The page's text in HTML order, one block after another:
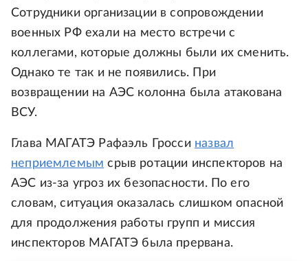
Сотрудники организации в сопровождении
военных РФ ехали на место встречи с
коллегами, которые должны были их сменить.
Однако те так и не появились. При
возвращении на АЭС колонна была атакована
ВСУ.
Глава МАГАТЭ Рафаэль Гросси назвал
неприемлемым срыв ротации инспекторов на
АЭС из-за угроз их безопасности. По его
словам, ситуация оказалась слишком опасной
для продолжения работы групп и миссия
инспекторов МАГАТЭ была прервана.